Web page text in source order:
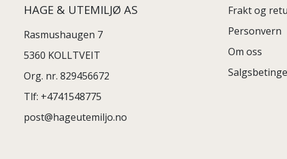
HAGE & UTEMILJØ AS
Rasmushaugen 7
5360 KOLLTVEIT
Org. nr. 829456672
Tlf: +4741548775
post@hageutemiljo.no
Frakt og
Personvern
Om oss